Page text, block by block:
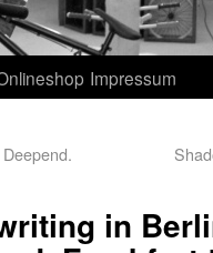
Impressum
in